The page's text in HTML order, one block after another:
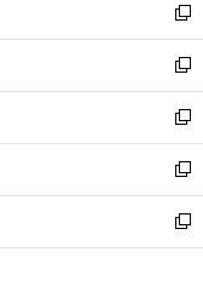
く
で
開
く
ド
ウ
で
開
く
ィ
ン
ド
ウ
で
開
く
い
ウ
ィ
ン
ド
ウ
で
開
く
新
し
い
ウ
ィ
ン
ド
ウ
で
開
新
し
い
ウ
ィ
ン
ド
ウ
新
し
い
ウ
ィ
ン
新
し
い
ウ
新
し